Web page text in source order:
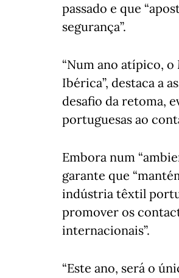
passado e que
segurança”.
“Num ano atípico,
Ibérica”, destaca a
desafio da retoma,
portuguesas ao
Embora num
garante que
indústria têxtil
promover os
internacionais”.
“Este ano, será o